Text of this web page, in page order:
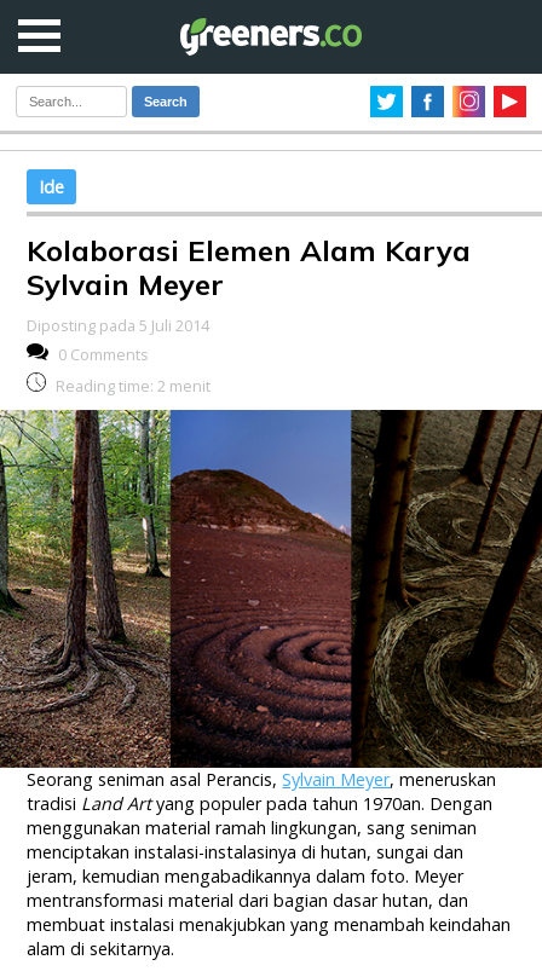
Search
Ide
Kolaborasi Elemen Alam Karya
Sylvain Meyer
Diposting pada 5 Juli 2014
0 Comments
Reading time: 2 menit
Seorang seniman asal Perancis,Sylvain Meyer, meneruskan
tradisi Land Artyang populer pada tahun 1970an. Dengan
menggunakan material ramah lingkungan, sang seniman
menciptakan instalasi-instalasinya di hutan, sungai dan
jeram, kemudian mengabadikannya dalam foto. Meyer
mentransformasi material dari bagian dasar hutan, dan
membuat instalasi menakjubkan yang menambah keindahan
alam di sekitarnya.